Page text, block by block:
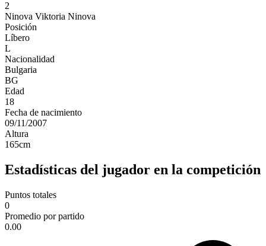
2
Ninova Viktoria Ninova
Posición
Líbero
L
Nacionalidad
Bulgaria
BG
Edad
18
Fecha de nacimiento
09/11/2007
Altura
165cm
Estadísticas del jugador en la competición
Puntos totales
0
Promedio por partido
0.00